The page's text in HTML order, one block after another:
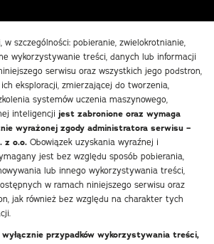
w szczególności: pobieranie, zwielokrotnianie,
wykorzystywanie treści, danych lub informacji
serwisu oraz wszystkich jego podstron,
eksploracji, zmierzającej do tworzenia,
systemów uczenia maszynowego,
inteligencji jest zabronione oraz wymaga
wyrażonej zgody administratora serwisu –
z o.o. Obowiązek uzyskania wyraźnej i
jest bez względu sposób pobierania,
lub innego wykorzystywania treści,
w ramach niniejszego serwisu oraz
jak również bez względu na charakter tych
przypadków wykorzystywania treści,